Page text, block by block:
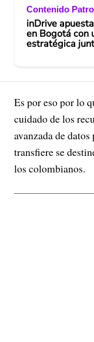
Contenido
inDrive
en Bogotá con
estratégica
Es por eso por lo
cuidado de los
avanzada de
transfiere se
los colombianos.